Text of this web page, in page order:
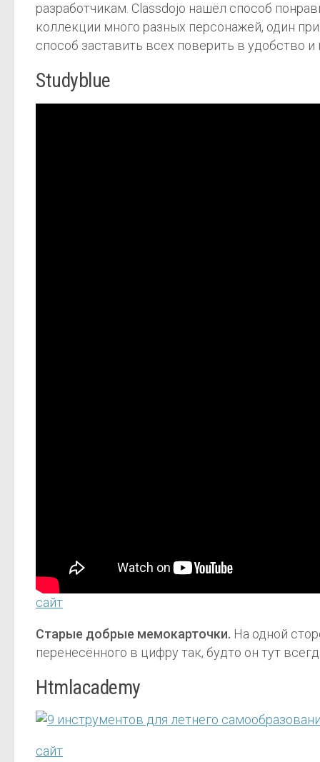
разработчикам. Classdojo нашёл способ
коллекции много разных персонажей, один
способ заставить всех поверить в удобство
Studyblue
сайт
Старые добрые мемокарточки. На одной
перенесённого в цифру так, будто он тут
Htmlacademy
сайт